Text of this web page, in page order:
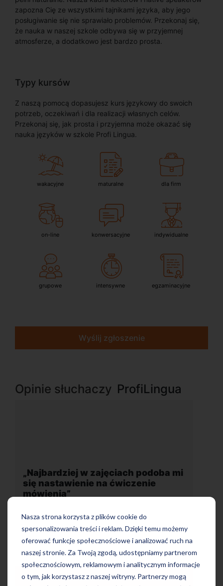
Nasza strona korzysta z plików cookie do
spersonalizowania treści i reklam. Dzięki temu możemy
oferować funkcje społecznościowe i analizować ruch na
naszej stronie. Za Twoją zgodą, udostępniamy partnerom
społecznościowym, reklamowym i analitycznym informacje
o tym, jak korzystasz z naszej witryny. Partnerzy mogą
zapozna Cię ze wszystkimi tajnikami języka, aby jego
posługiwanie się nie sprawiało problemów. Przekonaj się,
że nauka w naszej szkole odbywa się w przyjemnej
atmosferze, a dodatkowo jest bardzo prosta.
Typy kursów
Z naszą pomocą dopasujesz kurs językowy do swoich
potrzeb, oczekiwań i dla realizacji własnych celów.
Przekonaj się, jak prosta i przyjemna może okazać się
nauka języków w szkole Profi Lingua.
wakacyjne maturalne dla firm
on-line konwersacyjne indywidualne
grupowe intensywne egzaminacyjne
Wyślij zgłoszenie
Opinie słuchaczy ProfiLingua
„Wygodna, nowoczesna szkoła
położona w dogodnej lokalizacji”